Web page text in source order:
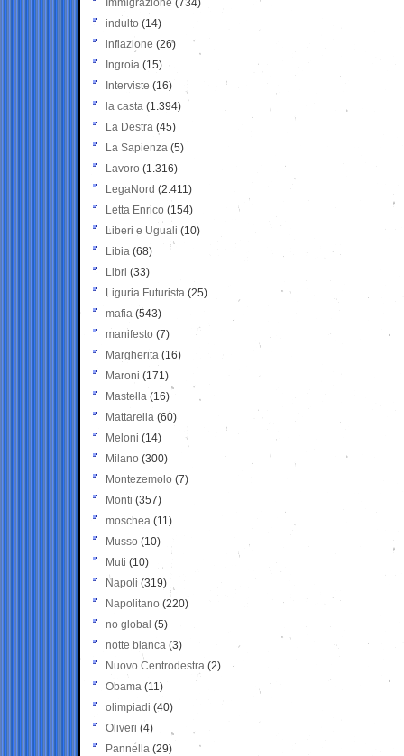
Immigrazione (734)
indulto (14)
inflazione (26)
Ingroia (15)
Interviste (16)
la casta (1.394)
La Destra (45)
La Sapienza (5)
Lavoro (1.316)
LegaNord (2.411)
Letta Enrico (154)
Liberi e Uguali (10)
Libia (68)
Libri (33)
Liguria Futurista (25)
mafia (543)
manifesto (7)
Margherita (16)
Maroni (171)
Mastella (16)
Mattarella (60)
Meloni (14)
Milano (300)
Montezemolo (7)
Monti (357)
moschea (11)
Musso (10)
Muti (10)
Napoli (319)
Napolitano (220)
no global (5)
notte bianca (3)
Nuovo Centrodestra (2)
Obama (11)
olimpiadi (40)
Oliveri (4)
Pannella (29)